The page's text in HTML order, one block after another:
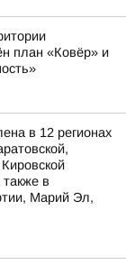
план «Ковёр» и
в 12 регионах
в
Марий Эл,